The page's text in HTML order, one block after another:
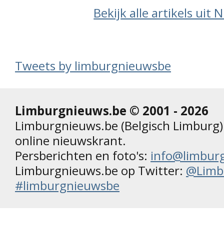
Bekijk alle artikels uit
Tweets by limburgnieuwsbe
Limburgnieuws.be © 2001 - 2026
Limburgnieuws.be (Belgisch
online nieuwskrant.
Persberichten en foto's:
Limburgnieuws.be op Twitter:
#limburgnieuwsbe